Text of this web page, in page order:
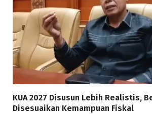
KUA 2027 Disusun Lebih Realistis,
Disesuaikan Kemampuan Fiskal